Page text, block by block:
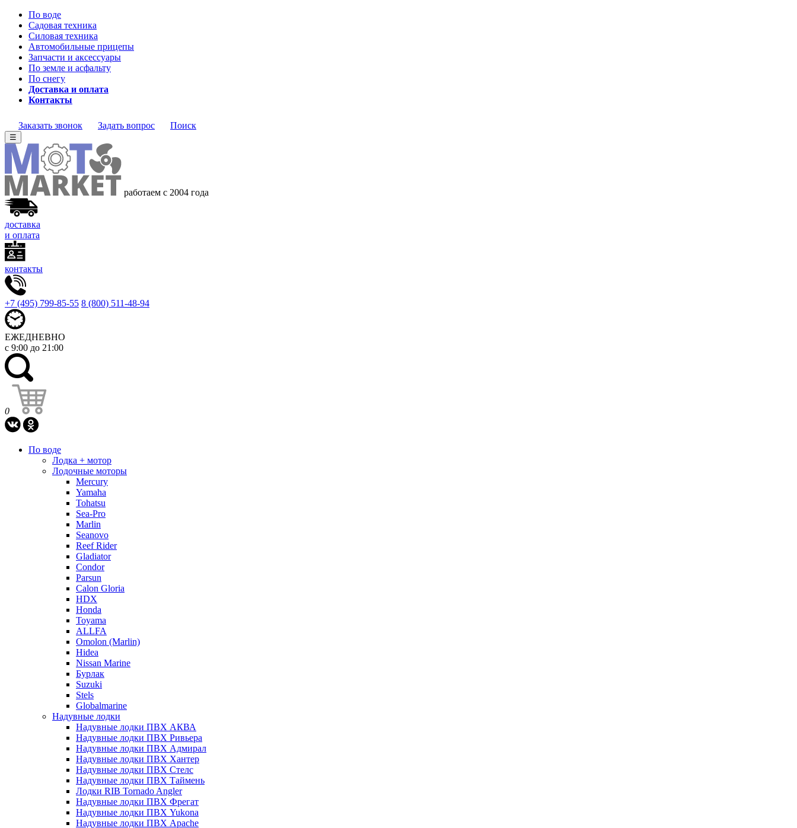
По воде
Садовая техника
Силовая техника
Автомобильные прицепы
Запчасти и аксессуары
По земле и асфальту
По снегу
Доставка и оплата
Контакты
Заказать звонок Задать вопрос Поиск
☰
работаем с 2004 года
доставка
и оплата
контакты
+7 (495) 799-85-55 8 (800) 511-48-94
ЕЖЕДНЕВНО
с 9:00 до 21:00
0
По воде
Лодка + мотор
Лодочные моторы
Mercury
Yamaha
Tohatsu
Sea-Pro
Marlin
Seanovo
Reef Rider
Gladiator
Condor
Parsun
Calon Gloria
HDX
Honda
Toyama
ALLFA
Omolon (Marlin)
Hidea
Nissan Marine
Бурлак
Suzuki
Stels
Globalmarine
Надувные лодки
Надувные лодки ПВХ АКВА
Надувные лодки ПВХ Ривьера
Надувные лодки ПВХ Адмирал
Надувные лодки ПВХ Хантер
Надувные лодки ПВХ Стелс
Надувные лодки ПВХ Таймень
Лодки RIB Tornado Angler
Надувные лодки ПВХ Фрегат
Надувные лодки ПВХ Yukona
Надувные лодки ПВХ Apache